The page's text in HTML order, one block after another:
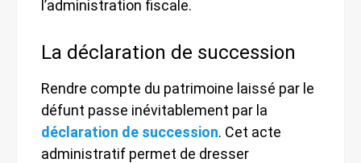
l’administration fiscale.
La déclaration de succession
Rendre compte du patrimoine laissé par le
défunt passe inévitablement par la
déclaration de succession. Cet acte
administratif permet de dresser